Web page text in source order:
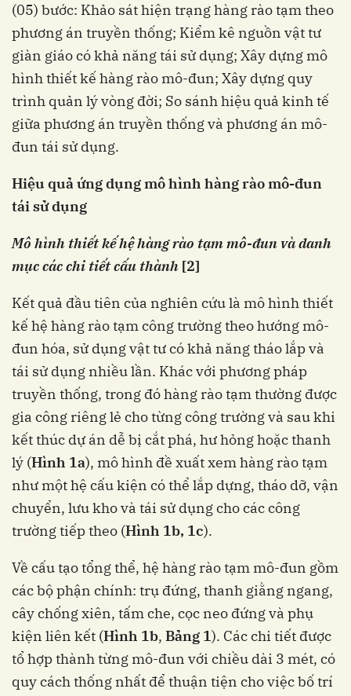
(05) bước: Khảo sát hiện trạng hàng rào tạm theo
phương án truyền thống; Kiểm kê nguồn vật tư
giàn giáo có khả năng tái sử dụng; Xây dựng mô
hình thiết kế hàng rào mô-đun; Xây dựng quy
trình quản lý vòng đời; So sánh hiệu quả kinh tế
giữa phương án truyền thống và phương án mô-
đun tái sử dụng.
Hiệu quả ứng dụng mô hình hàng rào mô-đun
tái sử dụng
Mô hình thiết kế hệ hàng rào tạm mô-đun và danh
mục các chi tiết cấu thành [2]
Kết quả đầu tiên của nghiên cứu là mô hình thiết
kế hệ hàng rào tạm công trường theo hướng mô-
đun hóa, sử dụng vật tư có khả năng tháo lắp và
tái sử dụng nhiều lần. Khác với phương pháp
truyền thống, trong đó hàng rào tạm thường được
gia công riêng lẻ cho từng công trường và sau khi
kết thúc dự án dễ bị cắt phá, hư hỏng hoặc thanh
lý (Hình 1a), mô hình đề xuất xem hàng rào tạm
như một hệ cấu kiện có thể lắp dựng, tháo dỡ, vận
chuyển, lưu kho và tái sử dụng cho các công
trường tiếp theo (Hình 1b, 1c).
Về cấu tạo tổng thể, hệ hàng rào tạm mô-đun gồm
các bộ phận chính: trụ đứng, thanh giằng ngang,
cây chống xiên, tấm che, cọc neo đứng và phụ
kiện liên kết (Hình 1b, Bảng 1). Các chi tiết được
tổ hợp thành từng mô-đun với chiều dài 3 mét, có
quy cách thống nhất để thuận tiện cho việc bố trí